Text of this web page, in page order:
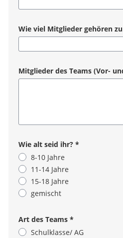
Wie viel Mitglieder gehören
Mitglieder des Teams (Vor-
Wie alt seid ihr?*
8-10 Jahre
11-14 Jahre
15-18 Jahre
gemischt
Art des Teams*
Schulklasse/ AG